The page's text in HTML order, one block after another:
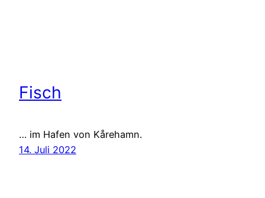
Fisch
… im Hafen von Kårehamn.
14. Juli 2022